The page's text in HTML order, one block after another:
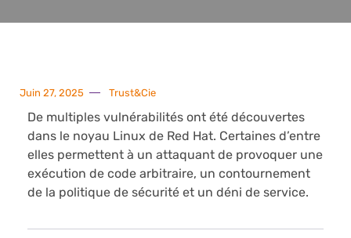
Juin 27, 2025 Trust&Cie
De multiples vulnérabilités ont été découvertes
dans le noyau Linux de Red Hat. Certaines d’entre
elles permettent à un attaquant de provoquer une
exécution de code arbitraire, un contournement
de la politique de sécurité et un déni de service.